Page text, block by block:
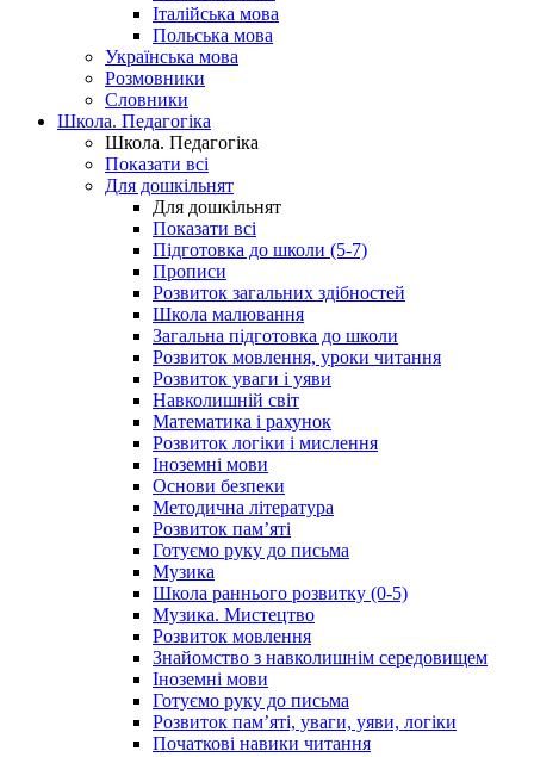
Італійська мова
Польська мова
Українська мова
Розмовники
Словники
Школа. Педагогіка
Школа. Педагогіка
Показати всі
Для дошкільнят
Для дошкільнят
Показати всі
Підготовка до школи (5-7)
Прописи
Розвиток загальних здібностей
Школа малювання
Загальна підготовка до школи
Розвиток мовлення, уроки читання
Розвиток уваги і уяви
Навколишній світ
Математика і рахунок
Розвиток логіки і мислення
Іноземні мови
Основи безпеки
Методична література
Розвиток пам’яті
Готуємо руку до письма
Музика
Школа раннього розвитку (0-5)
Музика. Мистецтво
Розвиток мовлення
Знайомство з навколишнім середовищем
Іноземні мови
Готуємо руку до письма
Розвиток пам’яті, уваги, уяви, логіки
Початкові навики читання